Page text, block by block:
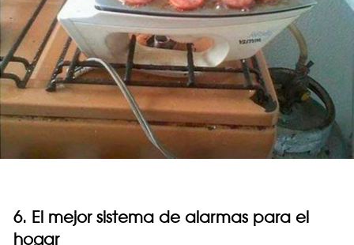
6. El mejor sistema de alarmas para el
hogar